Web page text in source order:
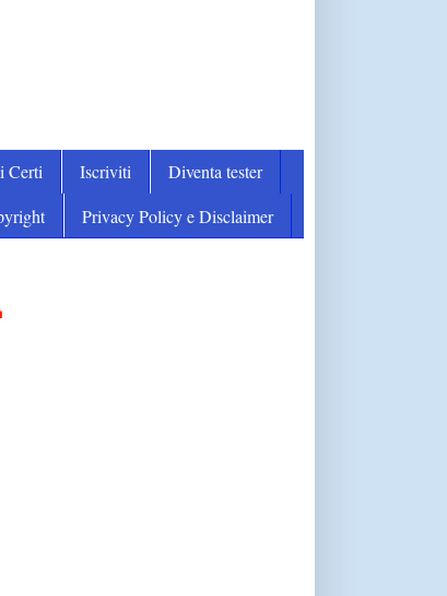
Certi Iscriviti
Diventa tester
Privacy Policy e Disclaimer